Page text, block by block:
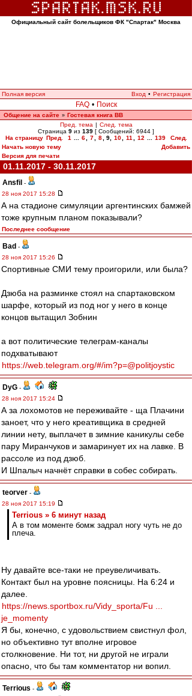
Официальный сайт болельщиков ФК "Спартак" Москва
Полная версия Вход • Регистрация
FAQ • Поиск
Общение на сайте » Гостевая книга ВВ
Пред. тема | След. тема
Страница 9 из 139 [ Сообщений: 6944 ]
На страницу Пред. 1 6 7 8 9, 10 11 12 139
След.
Начать новую тему
Добавить
Версия для печати
01.11.2017 - 30.11.2017
Ansfil -
28 ноя 2017 15:28
А на стадионе симуляции аргентинских бамжей
тоже крупным планом показывали?
Последнее сообщение
Bad -
28 ноя 2017 15:26
Спортивные СМИ тему проигорили, или была?
Дзюба на разминке стоял на спартаковском
шарфе, который из под ног у него в конце
концов вытащил Зобнин
а вот политические телеграм-каналы
подхватывают
https://web.telegram.org/#/im?p=@politjoystic
DyG -
28 ноя 2017 15:24
А за лохомотов не переживайте - ща Плачини
заноет, что у него креативщика в средней
линии нету, выплачет в зимние каникулы себе
пару Миранчуков и замаринует их на лавке. В
рассоле из под дзюб.
И Шпалыч начнёт справки в собес собирать.
teorver -
28 ноя 2017 15:19
Terrious » 6 минут назад
А в том моменте бомж задрал ногу чуть не до
плеча.
Ну давайте все-таки не преувеличивать.
Контакт был на уровне поясницы. На 6:24 и
далее.
https://news.sportbox.ru/Vidy_sporta/Fu ...
je_momenty
Я бы, конечно, с удовольствием свистнул фол,
но объективно тут вполне игровое
столкновение. Ни тот, ни другой не играли
опасно, что бы там комментатор ни вопил.
Terrious -